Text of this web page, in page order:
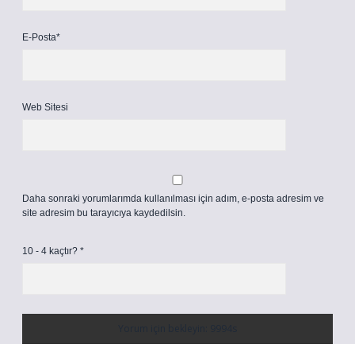
E-Posta*
Web Sitesi
Daha sonraki yorumlarımda kullanılması için adım, e-posta adresim ve
site adresim bu tarayıcıya kaydedilsin.
10 - 4 kaçtır? *